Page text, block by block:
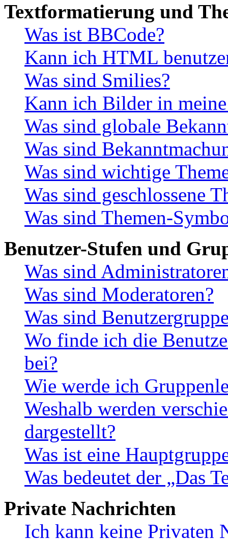
Textformatierung und
Was ist BBCode?
Kann ich HTML
Was sind Smilies?
Kann ich Bilder in
Was sind globale
Was sind
Was sind wichtige
Was sind geschlossene
Was sind Themen-
Benutzer-Stufen und
Was sind
Was sind Moderatoren?
Was sind
Wo finde ich die
bei?
Wie werde ich
Weshalb werden
dargestellt?
Was ist eine
Was bedeutet der „Das
Private Nachrichten
Ich kann keine Privaten